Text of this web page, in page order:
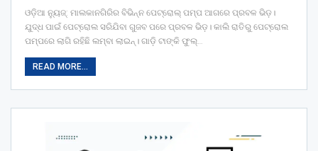
ଓଡ଼ିଆ ନ୍ୟୁଜ୍: ମାଲକାନଗିରିର ବିଭିନ୍ନ ପେଟ୍ରୋଲ୍ ପମ୍ପ ଆଗରେ ପ୍ରବଳ ଭିଡ଼।
ଯୁଦ୍ଧ ପାଇଁ ପେଟ୍ରୋଲ ସରିଯିବା ଗୁଜବ ପରେ ପ୍ରବଳ ଭିଡ଼। କାଲି ରାତିରୁ ପେଟ୍ରୋଲ
ପମ୍ପରେ ଲାଗି ରହିଛି ଲମ୍ବା ଲାଇନ୍। ଗାଡ଼ି ଟାଙ୍କି ଫୁଲ୍‌…
READ MORE...